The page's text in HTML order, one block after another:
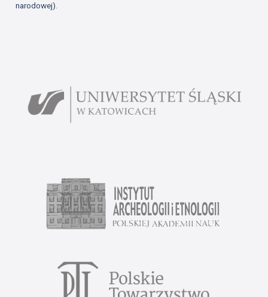
narodowej).